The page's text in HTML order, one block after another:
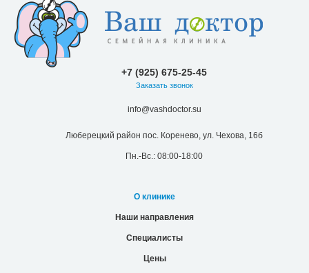
+7 (925) 675-25-45
Заказать звонок
info@vashdoctor.su
Люберецкий район пос. Коренево, ул. Чехова, 16б
Пн.-Вс.: 08:00-18:00
О клинике
Наши направления
Специалисты
Цены